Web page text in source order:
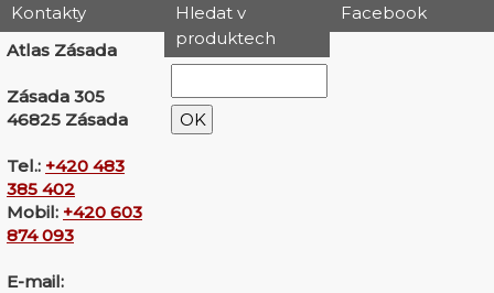
Kontakty
Atlas Zásada
Zásada 305
46825 Zásada
Tel.: +420 483
385 402
Mobil: +420 603
874 093
E-mail:
Hledat v
produktech
Facebook